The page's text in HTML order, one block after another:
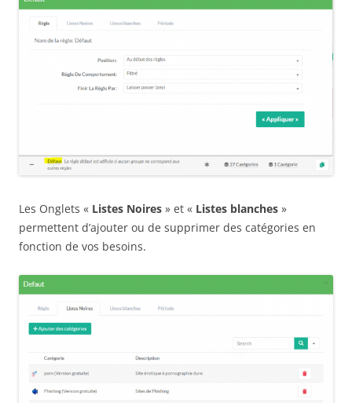
Les Onglets « Listes Noires » et « Listes blanches »
permettent d’ajouter ou de supprimer des catégories en
fonction de vos besoins.